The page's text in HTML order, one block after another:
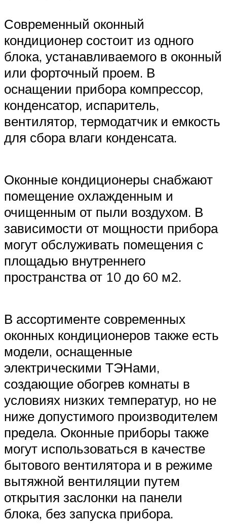
Современный оконный
кондиционер состоит из одного
блока, устанавливаемого в оконный
или форточный проем. В
оснащении прибора компрессор,
конденсатор, испаритель,
вентилятор, термодатчик и емкость
для сбора влаги конденсата.
Оконные кондиционеры снабжают
помещение охлажденным и
очищенным от пыли воздухом. В
зависимости от мощности прибора
могут обслуживать помещения с
площадью внутреннего
пространства от 10 до 60 м2.
В ассортименте современных
оконных кондиционеров также есть
модели, оснащенные
электрическими ТЭНами,
создающие обогрев комнаты в
условиях низких температур, но не
ниже допустимого производителем
предела. Оконные приборы также
могут использоваться в качестве
бытового вентилятора и в режиме
вытяжной вентиляции путем
открытия заслонки на панели
блока, без запуска прибора.